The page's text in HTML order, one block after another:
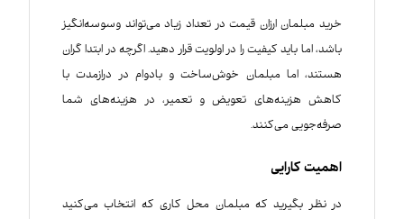
خرید مبلمان ارزان قیمت در تعداد زیاد می‌تواند وسوسه‌انگیز
باشد، اما باید کیفیت را در اولویت قرار دهید. اگرچه در ابتدا گران
هستند، اما مبلمان خوش‌ساخت و بادوام در درازمدت با
کاهش هزینه‌های تعویض و تعمیر، در هزینه‌های شما
صرفه‌جویی می‌کنند.
اهمیت کارایی
در نظر بگیرید که مبلمان محل کاری که انتخاب می‌کنید